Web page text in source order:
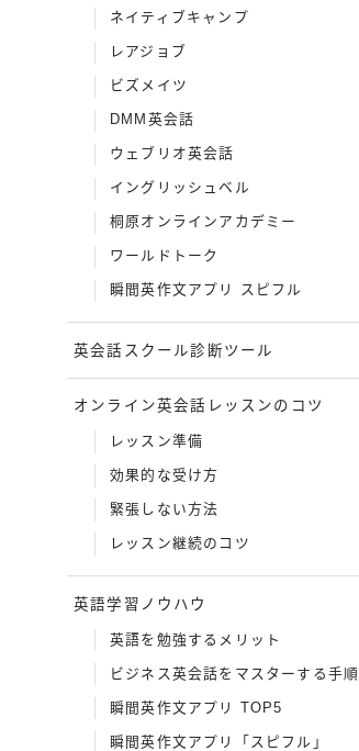
ネイティブキャンプ
レアジョブ
ビズメイツ
DMM英会話
ウェブリオ英会話
イングリッシュベル
桐原オンラインアカデミー
ワールドトーク
瞬間英作文アプリ スピフル
英会話スクール診断ツール
オンライン英会話レッスンのコツ
レッスン準備
効果的な受け方
緊張しない方法
レッスン継続のコツ
英語学習ノウハウ
英語を勉強するメリット
ビジネス英会話をマスターする手順
瞬間英作文アプリ TOP5
瞬間英作文アプリ「スピフル」